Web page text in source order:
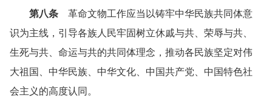
第八条 革命文物工作应当以铸牢中华民族共同体意
识为主线，引导各族人民牢固树立休戚与共、荣辱与共、
生死与共、命运与共的共同体理念，推动各民族坚定对伟
大祖国、中华民族、中华文化、中国共产党、中国特色社
会主义的高度认同。